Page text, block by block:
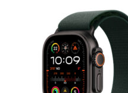
era:
299,00€.
è: